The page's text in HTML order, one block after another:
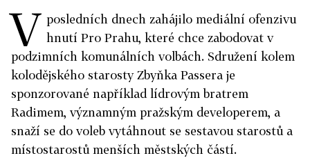
V posledních dnech zahájilo mediální ofenzivu
hnutí Pro Prahu, které chce zabodovat v
podzimních komunálních volbách. Sdružení kolem
kolodějského starosty Zbyňka Passera je
sponzorované například lídrovým bratrem
Radimem, významným pražským developerem, a
snaží se do voleb vytáhnout se sestavou starostů a
místostarostů menších městských částí.